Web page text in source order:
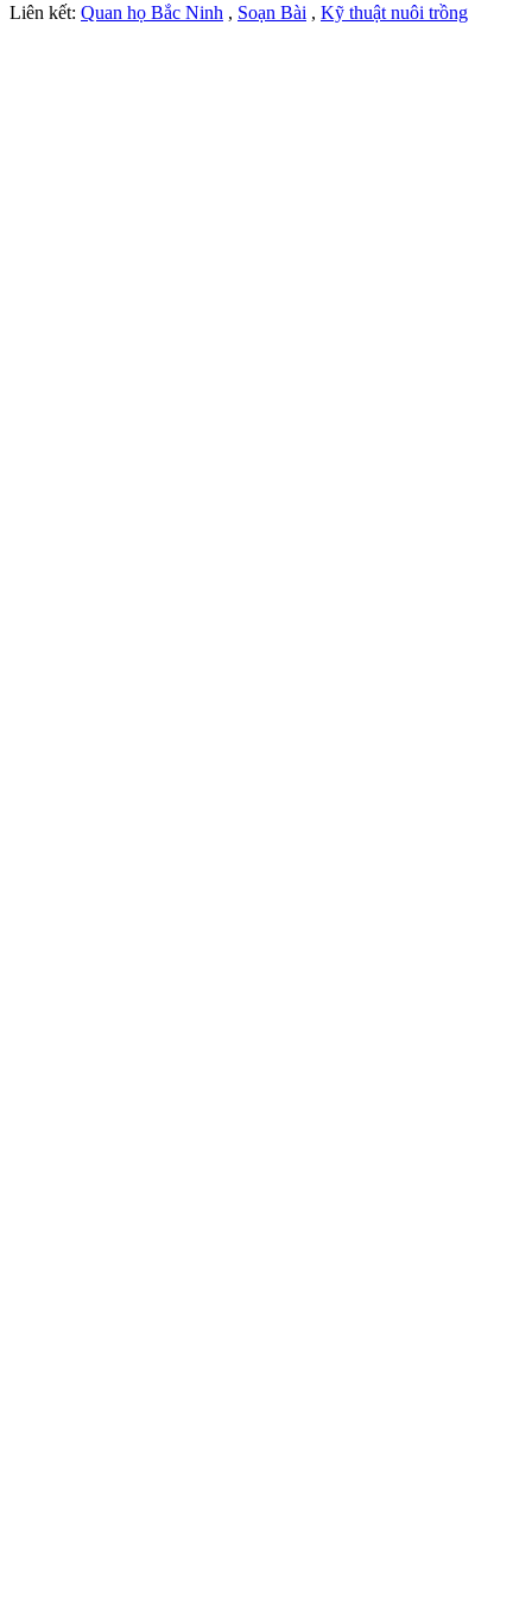
Liên kết: Quan họ Bắc Ninh , Soạn Bài , Kỹ thuật nuôi trồng